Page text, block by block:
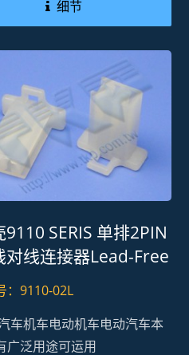
细节
9110 SERIS 单排2PIN
对线连接器Lead-Free
：9110-02L
车机车电动机车电动汽车本
广泛用途可运用